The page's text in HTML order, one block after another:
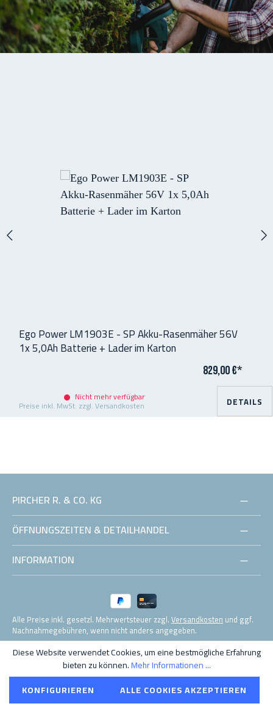
Ego Power LM1903E - SP Akku-Rasenmäher 56V
1x 5,0Ah Batterie + Lader im Karton
829,00 €*
Nicht mehr verfügbar
Preise inkl. MwSt. zzgl. Versandkosten DETAILS
PIRCHER R. & CO. KG
ÖFFNUNGSZEITEN & DETAILHANDEL
INFORMATION
Alle Preise inkl. gesetzl. Mehrwertsteuer zzgl.Versandkostenund ggf.
Nachnahmegebühren, wenn nicht anders angegeben.
© 2021 Pircher R. & Co. KG MwSt. Nr. IT01555520210
Diese Website verwendet Cookies, um eine bestmögliche Erfahrung
bieten zu können.Mehr Informationen ...
KONFIGURIEREN
ALLE COOKIES AKZEPTIEREN